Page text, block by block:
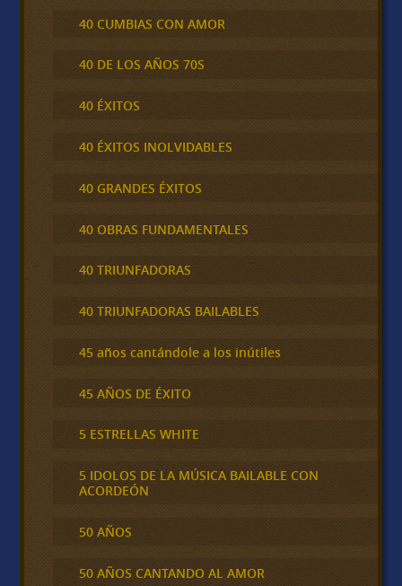
40 CUMBIAS CON AMOR
40 DE LOS AÑOS 70S
40 ÉXITOS
40 ÉXITOS INOLVIDABLES
40 GRANDES ÉXITOS
40 OBRAS FUNDAMENTALES
40 TRIUNFADORAS
40 TRIUNFADORAS BAILABLES
45 años cantándole a los inútiles
45 AÑOS DE ÉXITO
5 ESTRELLAS WHITE
5 IDOLOS DE LA MÚSICA BAILABLE CON
ACORDEÓN
50 AÑOS
50 AÑOS CANTANDO AL AMOR